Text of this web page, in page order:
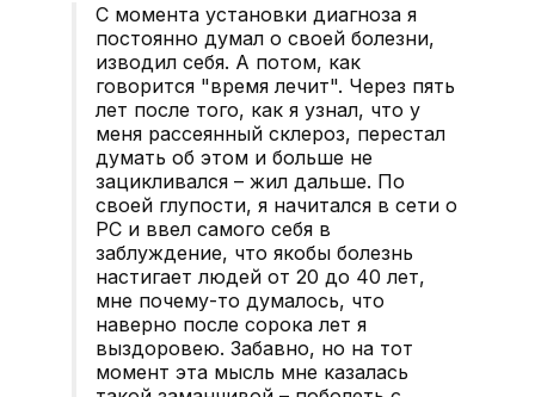
С момента установки диагноза я
постоянно думал о своей болезни,
изводил себя. А потом, как
говорится "время лечит". Через пять
лет после того, как я узнал, что у
меня рассеянный склероз, перестал
думать об этом и больше не
зацикливался – жил дальше. По
своей глупости, я начитался в сети о
РС и ввел самого себя в
заблуждение, что якобы болезнь
настигает людей от 20 до 40 лет,
мне почему-то думалось, что
наверно после сорока лет я
выздоровею. Забавно, но на тот
момент эта мысль мне казалась